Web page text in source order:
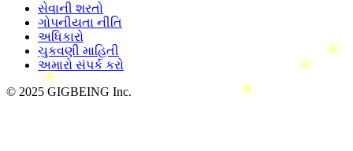
સેવાની શરતો
ગોપનીયતા નીતિ
અધિકારો
ચુકવણી માહિતી
અમારો સંપર્ક કરો
© 2025 GIGBEING Inc.